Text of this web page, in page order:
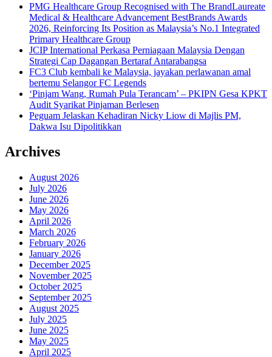
PMG Healthcare Group Recognised with The BrandLaureate
Medical & Healthcare Advancement BestBrands Awards
2026, Reinforcing Its Position as Malaysia’s No.1 Integrated
Primary Healthcare Group
JCIP International Perkasa Perniagaan Malaysia Dengan
Strategi Cap Dagangan Bertaraf Antarabangsa
FC3 Club kembali ke Malaysia, jayakan perlawanan amal
bertemu Selangor FC Legends
‘Pinjam Wang, Rumah Pula Terancam’ – PKIPN Gesa KPKT
Audit Syarikat Pinjaman Berlesen
Peguam Jelaskan Kehadiran Nicky Liow di Majlis PM,
Dakwa Isu Dipolitikkan
Archives
August 2026
July 2026
June 2026
May 2026
April 2026
March 2026
February 2026
January 2026
December 2025
November 2025
October 2025
September 2025
August 2025
July 2025
June 2025
May 2025
April 2025